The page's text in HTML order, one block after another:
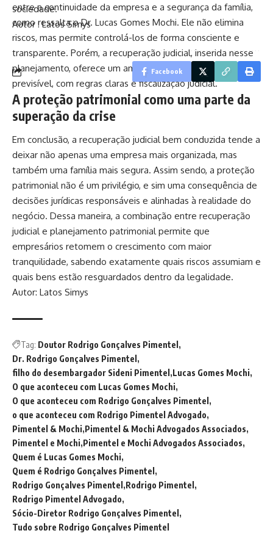
entre a continuidade da empresa e a segurança da família,
como ressalta o Dr. Lucas Gomes Mochi. Ele não elimina
riscos, mas permite controlá-los de forma consciente e
transparente. Porém, a recuperação judicial, inserida nesse
planejamento, oferece um ambiente de negociação mais
previsível, com regras claras e fiscalização judicial.
A proteção patrimonial como uma parte da
superação da crise
Em conclusão, a recuperação judicial bem conduzida tende a
deixar não apenas uma empresa mais organizada, mas
também uma família mais segura. Assim sendo, a proteção
patrimonial não é um privilégio, e sim uma consequência de
decisões jurídicas responsáveis e alinhadas à realidade do
negócio. Dessa maneira, a combinação entre recuperação
judicial e planejamento patrimonial permite que
empresários retomem o crescimento com maior
tranquilidade, sabendo exatamente quais riscos assumiam e
quais bens estão resguardados dentro da legalidade.
Autor: Latos Simys
Tag: Doutor Rodrigo Gonçalves Pimentel
Dr. Rodrigo Gonçalves Pimentel
filho do desembargador Sideni Pimentel Lucas Gomes Mochi
O que aconteceu com Lucas Gomes Mochi
O que aconteceu com Rodrigo Gonçalves Pimentel
o que aconteceu com Rodrigo Pimentel Advogado
Pimentel & Mochi Pimentel & Mochi Advogados Associados
Pimentel e Mochi Pimentel e Mochi Advogados Associados
Quem é Lucas Gomes Mochi
Quem é Rodrigo Gonçalves Pimentel
Rodrigo Gonçalves Pimentel Rodrigo Pimentel
Rodrigo Pimentel Advogado
Sócio-Diretor Rodrigo Gonçalves Pimentel
Tudo sobre Rodrigo Gonçalves Pimentel
sociedade.
Autor : Latos Simys
Facebook